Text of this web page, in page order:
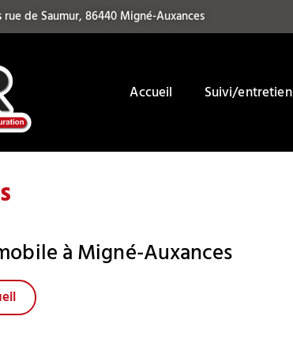
rue de Saumur, 86440 Migné-Auxances
Accueil Suivi/entretien
à Migné-Auxances